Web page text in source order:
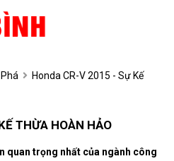
Honda CR-V 2015 - Sự Kế
THỪA HOÀN HẢO
quan trọng nhất của ngành công